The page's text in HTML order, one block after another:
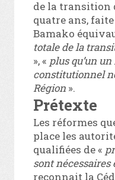
de la transition
quatre ans,
Bamako
totale de la
», « plus qu’un
constitutionnel
Région».
Prétexte
Les réformes
place les
qualifiées de «
sont
reconnait la